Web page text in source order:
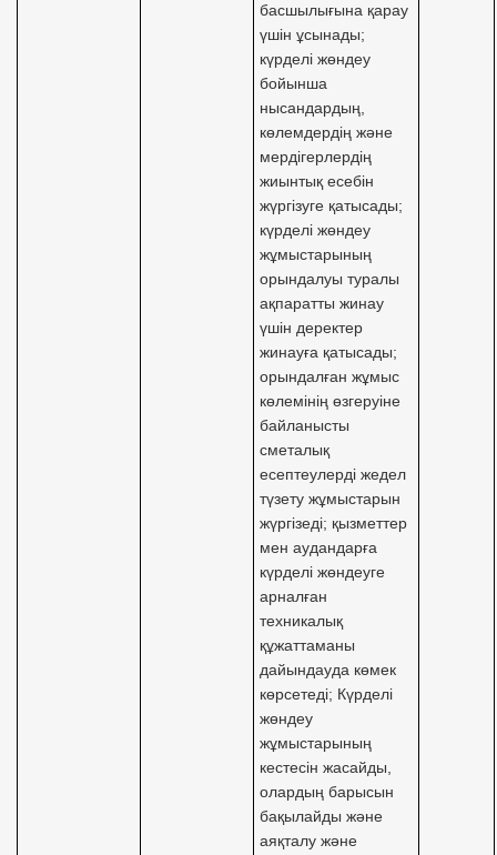
басшылығына қарау
үшін ұсынады;
күрделі жөндеу
бойынша
нысандардың,
көлемдердің және
мердігерлердің
жиынтық есебін
жүргізуге қатысады;
күрделі жөндеу
жұмыстарының
орындалуы туралы
ақпаратты жинау
үшін деректер
жинауға қатысады;
орындалған жұмыс
көлемінің өзгеруіне
байланысты
сметалық
есептеулерді жедел
түзету жұмыстарын
жүргізеді; қызметтер
мен аудандарға
күрделі жөндеуге
арналған
техникалық
құжаттаманы
дайындауда көмек
көрсетеді; Күрделі
жөндеу
жұмыстарының
кестесін жасайды,
олардың барысын
бақылайды және
аяқталу және